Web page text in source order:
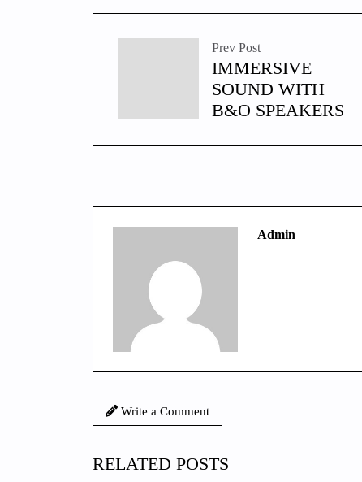
Prev Post
IMMERSIVE
SOUND WITH
B&O SPEAKERS
Admin
Write a Comment
RELATED POSTS